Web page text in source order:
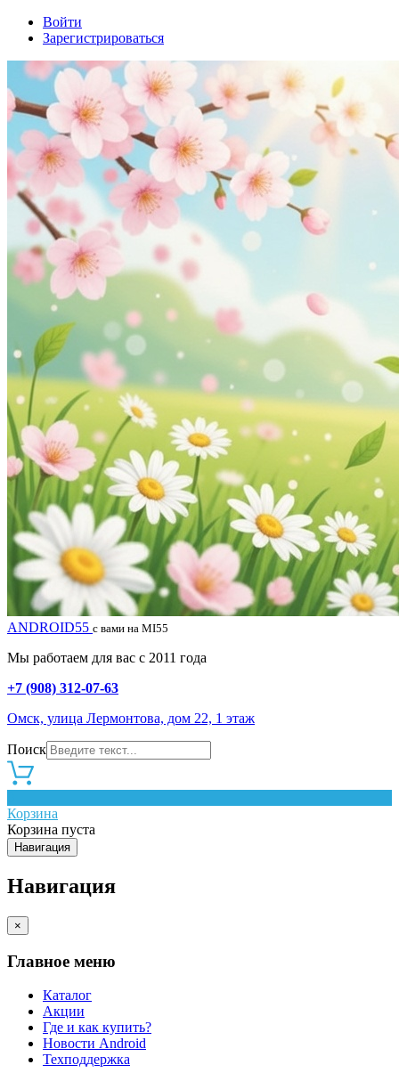
Войти
Зарегистрироваться
ANDROID55 с вами на MI55
Мы работаем для вас с 2011 года
+7 (908) 312-07-63
Омск, улица Лермонтова, дом 22, 1 этаж
Поиск
Корзина
Корзина пуста
Навигация
Навигация
×
Главное меню
Каталог
Акции
Где и как купить?
Новости Android
Техподдержка